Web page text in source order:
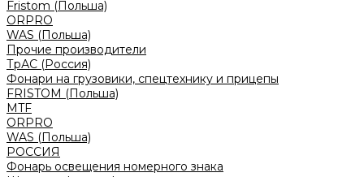
Fristom (Польша)
ORPRO
WAS (Польша)
Прочие производители
ТрАС (Россия)
Фонари на грузовики, спецтехнику и прицепы
FRISTOM (Польша)
MTF
ORPRO
WAS (Польша)
РОССИЯ
Фонарь освещения номерного знака